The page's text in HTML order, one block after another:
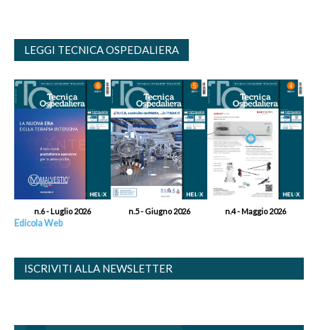
LEGGI TECNICA OSPEDALIERA
n.6 - Luglio 2026 n.5 - Giugno 2026 n.4 - Maggio 2026
Edicola Web
ISCRIVITI ALLA NEWSLETTER